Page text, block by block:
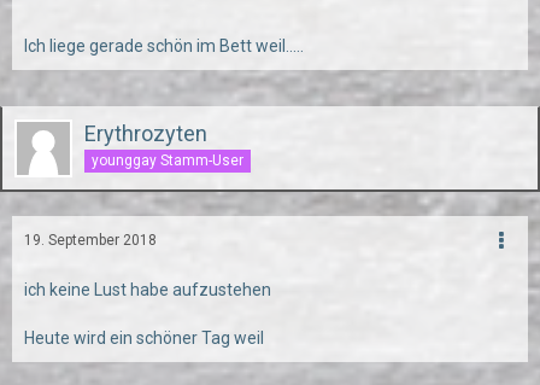
Ich liege gerade schön im Bett weil.....
Erythrozyten
younggay Stamm-User
19. September 2018
ich keine Lust habe aufzustehen
Heute wird ein schöner Tag weil